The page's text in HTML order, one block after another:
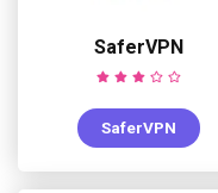
SaferVPN
SaferVPN